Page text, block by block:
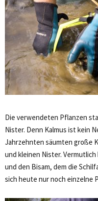
Die verwendeten Pflanzen
Nister. Denn Kalmus ist kein
Jahrzehnten säumten große
und kleinen Nister.
und den Bisam, dem die
sich heute nur noch einzelne